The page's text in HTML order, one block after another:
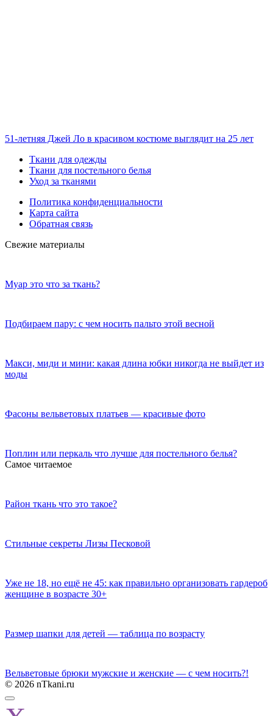
51-летняя Джей Ло в красивом костюме выглядит на 25 лет
Ткани для одежды
Ткани для постельного белья
Уход за тканями
Политика конфиденциальности
Карта сайта
Обратная связь
Свежие материалы
Муар это что за ткань?
Подбираем пару: с чем носить пальто этой весной
Макси, миди и мини: какая длина юбки никогда не выйдет из
моды
Фасоны вельветовых платьев — красивые фото
Поплин или перкаль что лучше для постельного белья?
Самое читаемое
Район ткань что это такое?
Стильные секреты Лизы Песковой
Уже не 18, но ещё не 45: как правильно организовать гардероб
женщине в возрасте 30+
Размер шапки для детей — таблица по возрасту
Вельветовые брюки мужские и женские — с чем носить?!
© 2026 nTkani.ru